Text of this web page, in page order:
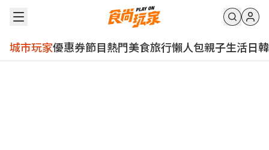
城市玩家優惠券節目熱門美食旅行懶人包親子生活日韓